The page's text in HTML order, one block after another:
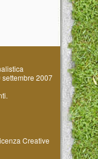
2007
Creative